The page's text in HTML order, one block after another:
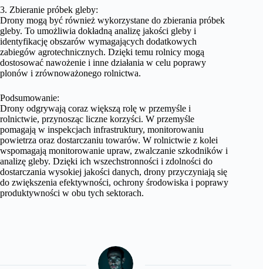
3. Zbieranie próbek gleby:
Drony mogą być również wykorzystane do zbierania próbek
gleby. To umożliwia dokładną analizę jakości gleby i
identyfikację obszarów wymagających dodatkowych
zabiegów agrotechnicznych. Dzięki temu rolnicy mogą
dostosować nawożenie i inne działania w celu poprawy
plonów i zrównoważonego rolnictwa.
Podsumowanie:
Drony odgrywają coraz większą rolę w przemyśle i
rolnictwie, przynosząc liczne korzyści. W przemyśle
pomagają w inspekcjach infrastruktury, monitorowaniu
powietrza oraz dostarczaniu towarów. W rolnictwie z kolei
wspomagają monitorowanie upraw, zwalczanie szkodników i
analizę gleby. Dzięki ich wszechstronności i zdolności do
dostarczania wysokiej jakości danych, drony przyczyniają się
do zwiększenia efektywności, ochrony środowiska i poprawy
produktywności w obu tych sektorach.